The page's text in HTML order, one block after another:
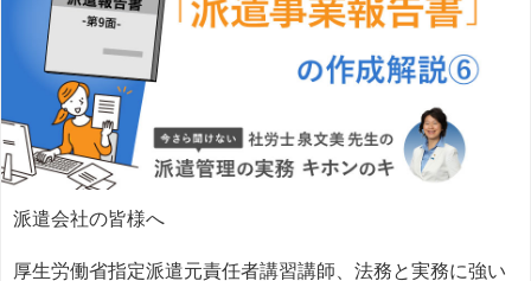
派遣会社の皆様へ
厚生労働省指定派遣元責任者講習講師、法務と実務に強い